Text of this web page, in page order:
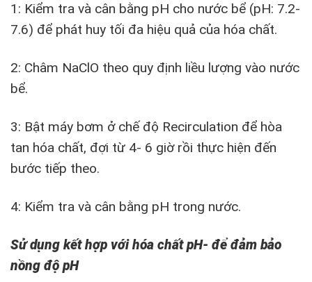
1: Kiểm tra và cân bằng pH cho nước bể (pH: 7.2-
7.6) để phát huy tối đa hiệu quả của hóa chất.
2: Châm NaClO theo quy định liều lượng vào nước
bể.
3: Bật máy bơm ở chế độ Recirculation để hòa
tan hóa chất, đợi từ 4- 6 giờ rồi thực hiện đến
bước tiếp theo.
4: Kiểm tra và cân bằng pH trong nước.
Sử dụng kết hợp với hóa chất pH- để đảm bảo
nồng độ pH